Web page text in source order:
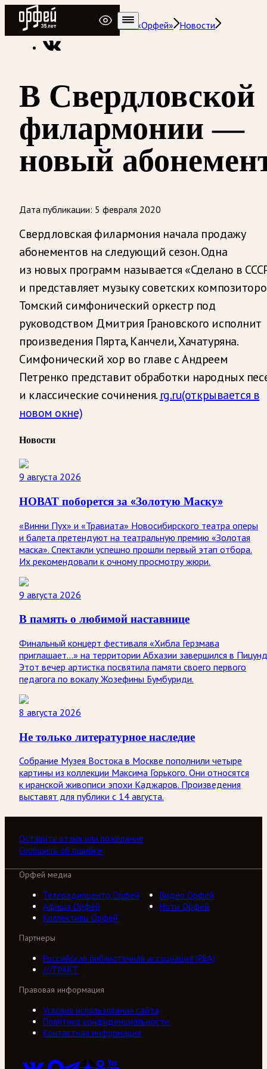
Радио Орфей
Радио классической музыки «Орфей» Новости
В Свердловской
филармонии —
новый
Дата публикации: 5 февраля 2020
Свердловская филармония начала продажу
абонементов на следующий сезон. Одна
из новых программ называется «Сделано в
и представляет музыку советских
Томский симфонический оркестр под
руководством Дмитрия Грановского исполнит
произведения Пярта, Канчели, Хачатуряна.
Симфонический хор во главе с Андреем
Петренко представит обработки народных
и классические сочинения. rg.ru(открывается в
новом окне)
Новости
9 августа 2026
НОВАТ поборется за «Золотую Маску»
«Винни Пух» и «Травиата» Новосибирского театра оперы
и балета претендуют на театральную премию «Золотая
маска». Спектакли успешно прошли первый этап отбора.
Их рекомендовали к очному просмотру жюри.
9 августа 2026
В память о любимой наставнице
Финальный концерт фестиваля «Хибла Герзмава
приглашает…» на территории Абхазии завершился в
Этот вечер артистка посвятила памяти своего первого
педагога по вокалу Жозефины Бумбуриди.
8 августа 2026
Не только литературное наследие
Собрание Музея Востока в Москве пополнили четыре
картины из коллекции Максима Горького. Они относятся
к иранской живописи эпохи Каджаров. Произведения
выставят для публики с 14 августа.
Оставить отзыв или пожелание
Сообщить об ошибке
Орфей медиа
Телерадиоцентр Орфей
Видео Орфей
Афиша Орфей
Ноты Орфей
Коллективы Орфей
Партнеры
Российская библиотечная ассоциация (РБА)
///ТРАКТ
Правовая информация
Условия использования сайта
Политика конфиденциальности
Контактная информация